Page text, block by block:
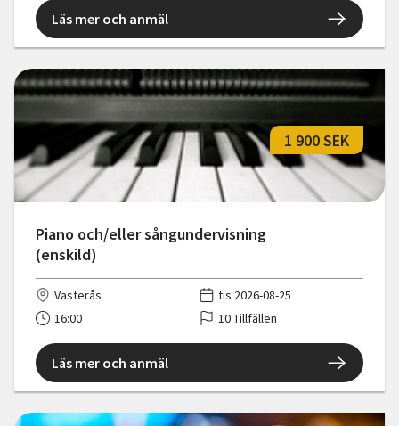
Läs mer och anmäl
Piano och/eller sångundervisning
(enskild)
1 900 SEK
Västerås
tis 2026-08-25
16:00
10 Tillfällen
Läs mer och anmäl